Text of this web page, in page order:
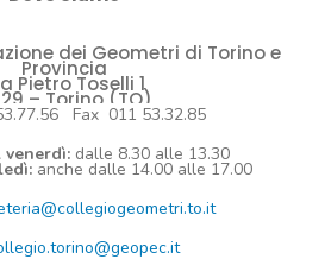
dei Geometri di Torino e
Provincia
Pietro Toselli 1
– Torino (TO)
Fax 011 53.32.85
dalle 8.30 alle 13.30
anche dalle 14.00 alle 17.00